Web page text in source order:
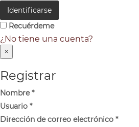
Identificarse
Recuérdeme
¿No tiene una cuenta?
×
Registrar
Nombre*
Usuario *
Dirección de correo electrónico *